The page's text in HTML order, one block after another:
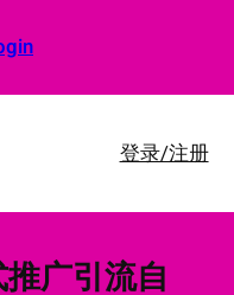
登录/注册
广引流自